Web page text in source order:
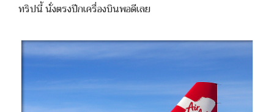
ทริปนี้ นั่งตรงปีกเครื่องบินพอดีเลย